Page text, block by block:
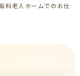
料老人ホームでのお仕